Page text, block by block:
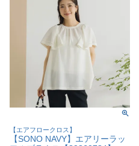
【エアフロークロス】
【SONO NAVY】エアリーラッ